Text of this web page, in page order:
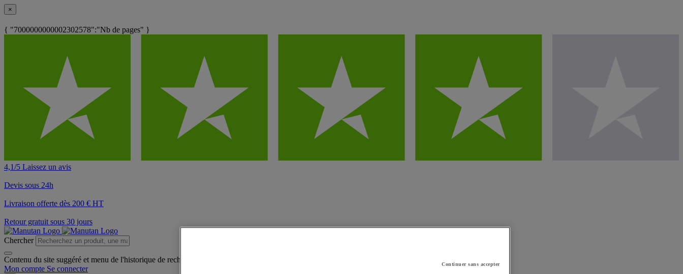
×
{ "7000000000002302578":"Nb de pages" }
4,1/5 Laissez un avis
Devis sous 24h
Livraison offerte dès 200 € HT
Retour gratuit sous 30 jours
Chercher
Contenu du site suggéré et menu de l'historique de recherche
Mon compte Se connecter
Continuer sans accepter